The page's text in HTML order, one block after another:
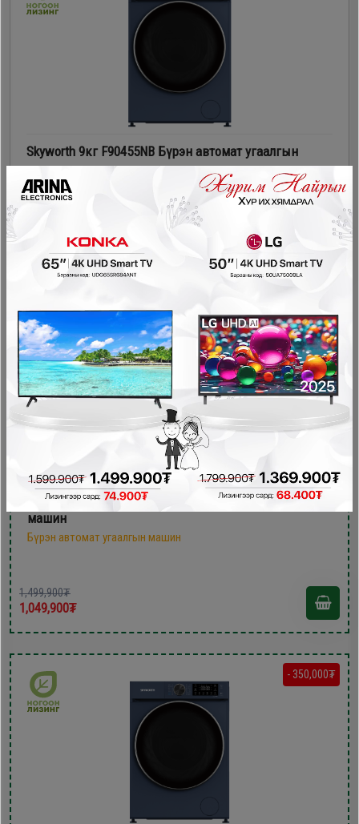
Skyworth 9кг F90455NB Бүрэн автомат угаалгын
машин
Бүрэн автомат угаалгын машин
1,299,900₮
999,900₮
- 450,000₮
Finlux 10кг W1014DIV3 Бүрэн автомат угаалгын
машин
Бүрэн автомат угаалгын машин
1,499,900₮
1,049,900₮
- 350,000₮